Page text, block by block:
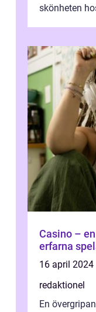
skönheten
Casino –
erfarna
16 april 2024
redaktionel
En